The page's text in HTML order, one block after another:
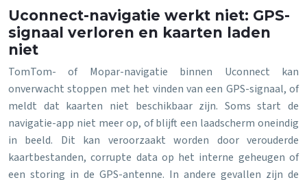
Uconnect-navigatie werkt niet: GPS-
signaal verloren en kaarten laden
niet
TomTom- of Mopar-navigatie binnen Uconnect kan
onverwacht stoppen met het vinden van een GPS-signaal, of
meldt dat kaarten niet beschikbaar zijn. Soms start de
navigatie-app niet meer op, of blijft een laadscherm oneindig
in beeld. Dit kan veroorzaakt worden door verouderde
kaartbestanden, corrupte data op het interne geheugen of
een storing in de GPS-antenne. In andere gevallen zijn de